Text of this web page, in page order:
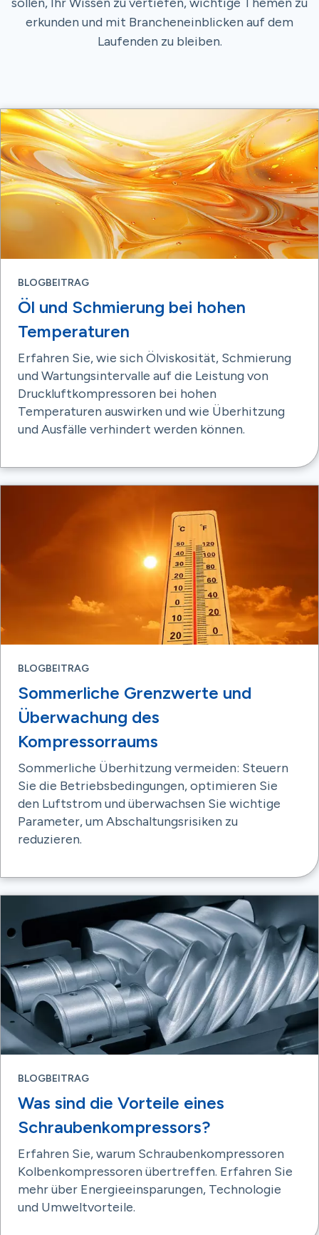
erkunden und mit Brancheneinblicken auf dem
Laufenden zu bleiben.
BLOGBEITRAG
Öl und Schmierung bei hohen
Temperaturen
Erfahren Sie, wie sich Ölviskosität, Schmierung
und Wartungsintervalle auf die Leistung von
Druckluftkompressoren bei hohen
Temperaturen auswirken und wie Überhitzung
und Ausfälle verhindert werden können.
BLOGBEITRAG
Sommerliche Grenzwerte und
Überwachung des
Kompressorraums
Sommerliche Überhitzung vermeiden: Steuern
Sie die Betriebsbedingungen, optimieren Sie
den Luftstrom und überwachsen Sie wichtige
Parameter, um Abschaltungsrisiken zu
reduzieren.
BLOGBEITRAG
Was sind die Vorteile eines
Schraubenkompressors?
Erfahren Sie, warum Schraubenkompressoren
Kolbenkompressoren übertreffen. Erfahren Sie
mehr über Energieeinsparungen, Technologie
und Umweltvorteile.